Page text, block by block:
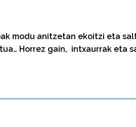
modu anitzetan ekoitzi eta
Horrez gain, intxaurrak eta